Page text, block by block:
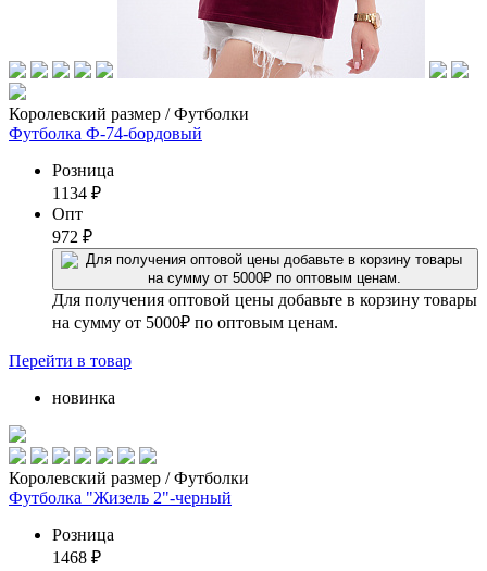
Королевский размер / Футболки
Футболка Ф-74-бордовый
Розница
1134 ₽
Опт
972 ₽
Для получения оптовой цены добавьте в корзину товары
на сумму от 5000₽ по оптовым ценам.
Перейти в товар
новинка
Королевский размер / Футболки
Футболка "Жизель 2"-черный
Розница
1468 ₽